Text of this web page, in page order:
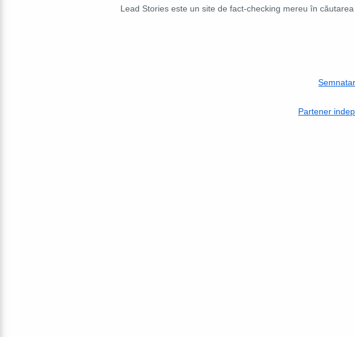
Lead Stories este un site de fact-checking mereu în
Partener